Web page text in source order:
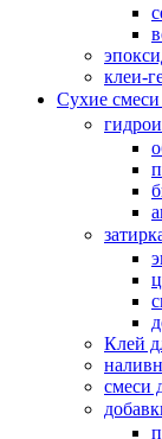
клеи-
Сухие
Клей
смеси